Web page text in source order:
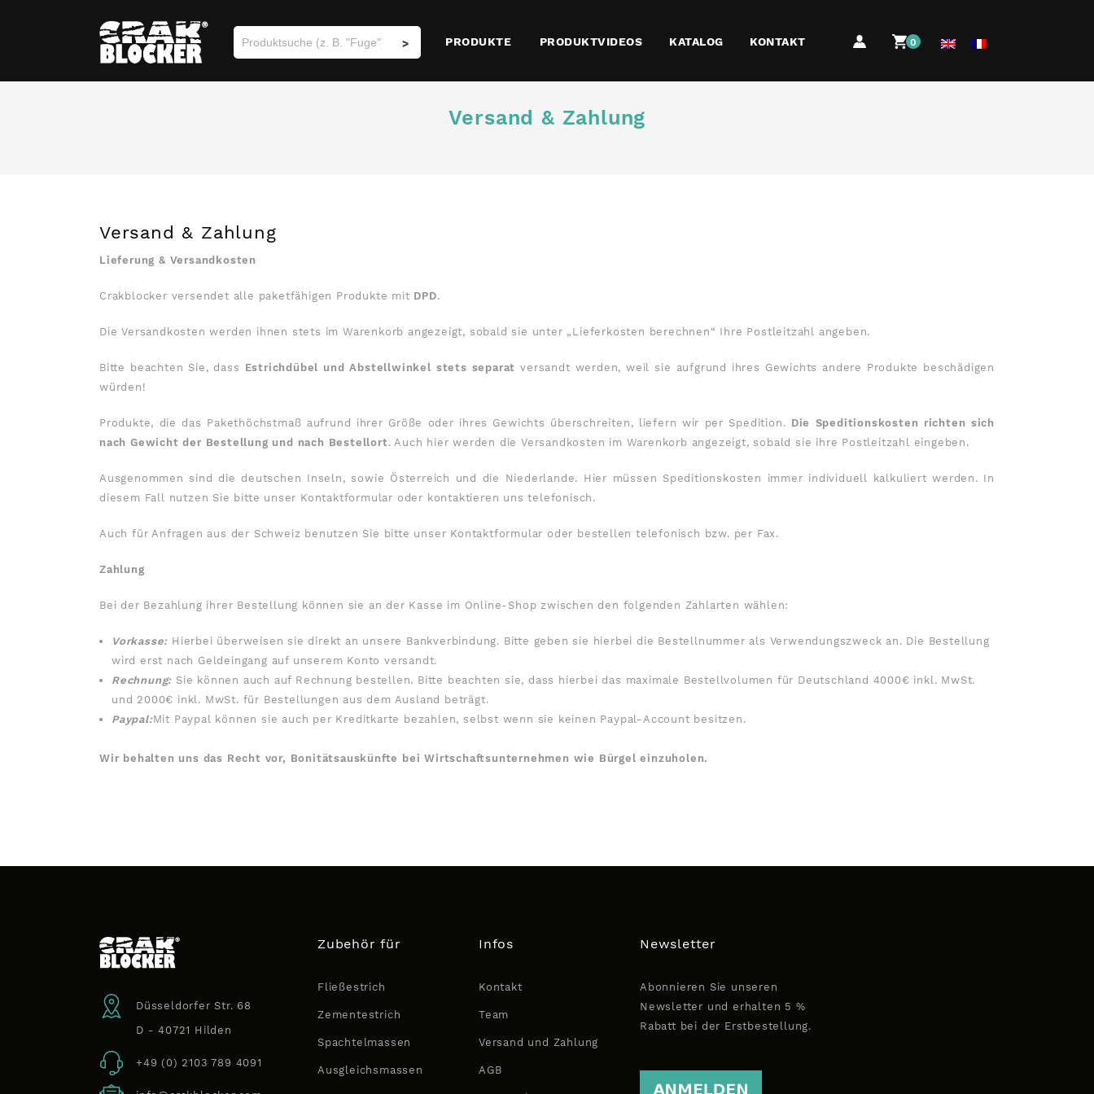
> PRODUKTE PRODUKTVIDEOS KATALOG KONTAKT 0
Versand & Zahlung
Versand & Zahlung
Lieferung & Versandkosten
Crakblocker versendet alle paketfähigen Produkte mit DPD.
Die Versandkosten werden ihnen stets im Warenkorb angezeigt, sobald sie unter „Lieferkosten berechnen“ Ihre Postleitzahl angeben.
Bitte beachten Sie, dass Estrichdübel und Abstellwinkel stets separat versandt werden, weil sie aufgrund ihres Gewichts andere Produkte beschädigen
würden!
Produkte, die das Pakethöchstmaß aufrund ihrer Größe oder ihres Gewichts überschreiten, liefern wir per Spedition. Die Speditionskosten richten sich
nach Gewicht der Bestellung und nach Bestellort. Auch hier werden die Versandkosten im Warenkorb angezeigt, sobald sie ihre Postleitzahl eingeben.
Ausgenommen sind die deutschen Inseln, sowie Österreich und die Niederlande. Hier müssen Speditionskosten immer individuell kalkuliert werden. In
diesem Fall nutzen Sie bitte unser Kontaktformular oder kontaktieren uns telefonisch.
Auch für Anfragen aus der Schweiz benutzen Sie bitte unser Kontaktformular oder bestellen telefonisch bzw. per Fax.
Zahlung
Bei der Bezahlung ihrer Bestellung können sie an der Kasse im Online-Shop zwischen den folgenden Zahlarten wählen:
Vorkasse: Hierbei überweisen sie direkt an unsere Bankverbindung. Bitte geben sie hierbei die Bestellnummer als Verwendungszweck an. Die Bestellung
wird erst nach Geldeingang auf unserem Konto versandt.
Rechnung: Sie können auch auf Rechnung bestellen. Bitte beachten sie, dass hierbei das maximale Bestellvolumen für Deutschland 4000€ inkl. MwSt.
und 2000€ inkl. MwSt. für Bestellungen aus dem Ausland beträgt.
Paypal:Mit Paypal können sie auch per Kreditkarte bezahlen, selbst wenn sie keinen Paypal-Account besitzen.
Wir behalten uns das Recht vor, Bonitätsauskünfte bei Wirtschaftsunternehmen wie Bürgel einzuholen.
Düsseldorfer Str. 68
D - 40721 Hilden
+49 (0) 2103 789 4091
Zubehör für
Fließestrich
Zementestrich
Spachtelmassen
Ausgleichsmassen
Infos
Kontakt
Team
Versand und Zahlung
AGB
Newsletter
Abonnieren Sie unseren
Newsletter und erhalten 5 %
Rabatt bei der Erstbestellung.